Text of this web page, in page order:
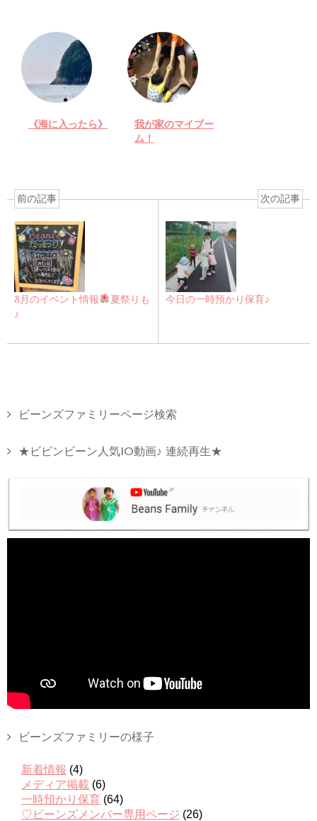
《海に入ったら》
我が家のマイブー
ム！
前の記事
8月のイベント情報
夏祭りも
♪
次の記事
今日の一時預かり保育♪
ビーンズファミリーページ検索
★ビビンビーン人気10動画♪ 連続再生★
ビーンズファミリーの様子
新着情報 (4)
メディア掲載 (6)
一時預かり保育 (64)
♡ビーンズメンバー専用ページ (26)